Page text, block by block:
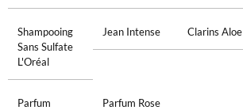
Shampooing
Sans Sulfate
L'Oréal
Jean Intense Clarins Aloe
Parfum
Parfum Rose